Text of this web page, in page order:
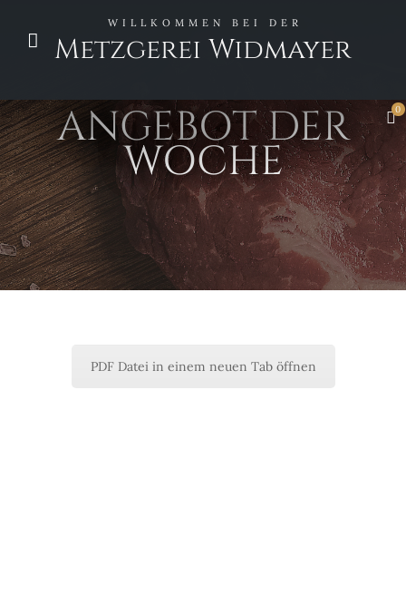
WILLKOMMEN BEI DER
Metzgerei Widmayer
0
ANGEBOT DER
WOCHE
PDF Datei in einem neuen Tab öffnen